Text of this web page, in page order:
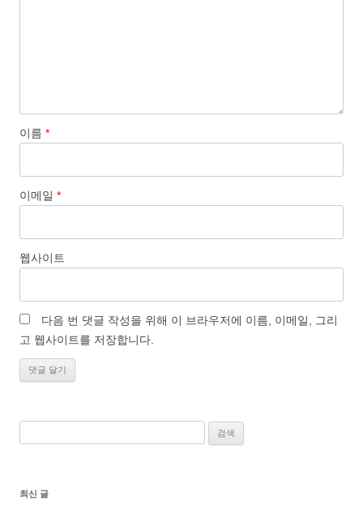
이름 *
이메일 *
웹사이트
다음 번 댓글 작성을 위해 이 브라우저에 이름, 이메일, 그리
고 웹사이트를 저장합니다.
최신 글